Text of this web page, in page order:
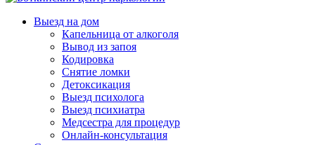
Выезд на дом
Капельница от алкоголя
Вывод из запоя
Кодировка
Снятие ломки
Детоксикация
Выезд психолога
Выезд психиатра
Медсестра для процедур
Онлайн-консультация